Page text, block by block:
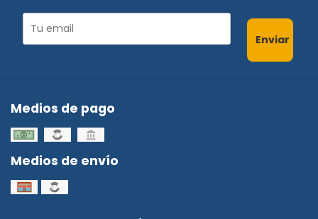
Enviar
Medios de pago
Medios de envío